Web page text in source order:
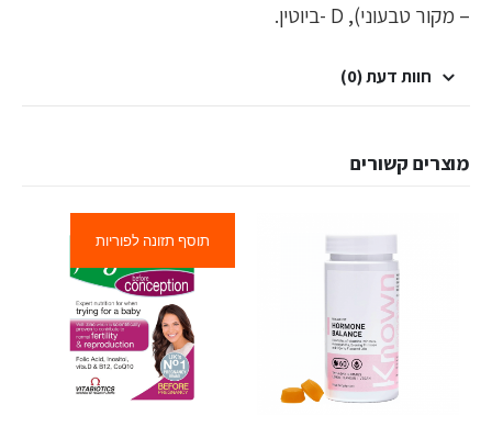
– מקור טבעוני), D -ביוטין.
חוות דעת (0)
מוצרים קשורים
תוסף תזונה לפוריות